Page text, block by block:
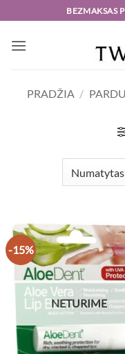
to
content
BEZMAKSAS
PRADŽIA /
-15%
NETURIME